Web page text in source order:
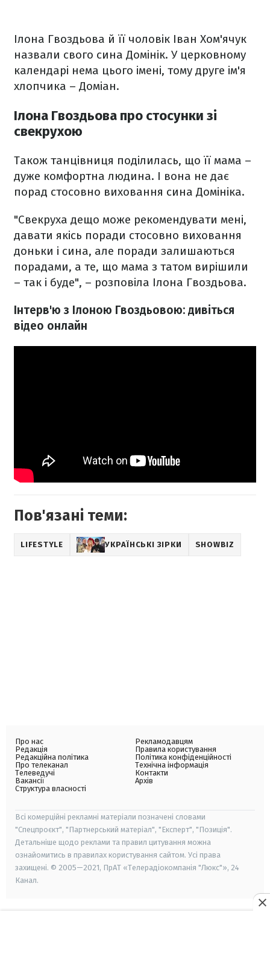
Ілона Гвоздьова й її чоловік Іван Хом'ячук
назвали свого сина Домінік. У церковному
календарі нема цього імені, тому друге ім'я
хлопчика – Доміан.
Ілона Гвоздьова про стосунки зі
свекрухою
Також танцівниця поділилась, що її мама –
дуже комфортна людина. І вона не дає
порад стосовно виховання сина Домініка.
"Свекруха дещо може рекомендувати мені,
давати якісь поради стосовно виховання
доньки і сина, але поради залишаються
порадами, а те, що мама з татом вирішили
– так і буде", – розповіла Ілона Гвоздьова.
Інтерв'ю з Ілоною Гвоздьовою: дивіться
відео онлайн
Пов'язані теми:
LIFESTYLE УКРАЇНСЬКІ ЗІРКИ SHOWBIZ
Про нас
Редакція
Редакційна політика
Про телеканал
Телеведучі
Вакансії
Структура власності
Рекламодавцям
Правила користування
Політика конфіденційності
Технічна інформація
Контакти
Архів
Всі комерційні рекламні матеріали позначені словами
"Спецпроєкт", "Партнерський матеріал", "Експерт", "Позиція".
Детальніше щодо реклами та правил цитування можна
ознайомитись в правилах користування сайтом. Усі права
захищені. © 2005—2021, ПрАТ «Телерадіокомпанія "Люкс"», 24
Канал.